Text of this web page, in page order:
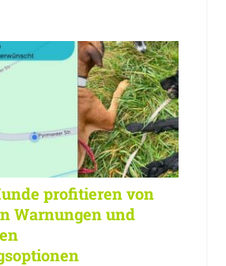
profitieren von
Warnungen und